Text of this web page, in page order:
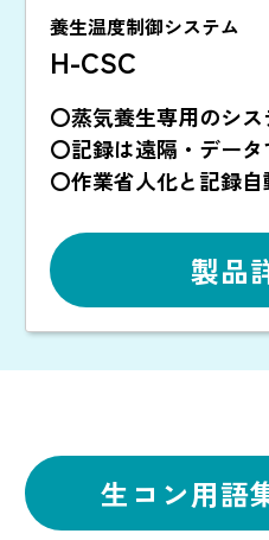
養生温度制御システム
H-CSC
〇蒸気養生専用のシス
〇記録は遠隔・デー
〇作業省人化と記録自
製品
生コン用語